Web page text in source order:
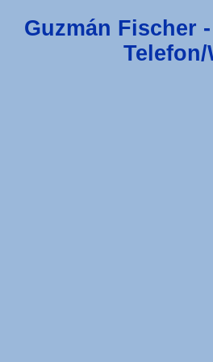
Guzmán Fischer
Telefon/